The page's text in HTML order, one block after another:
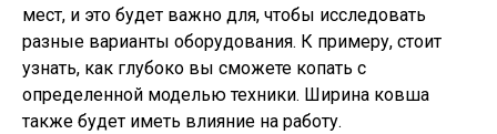
мест, и это будет важно для, чтобы исследовать
разные варианты оборудования. К примеру, стоит
узнать, как глубоко вы сможете копать с
определенной моделью техники. Ширина ковша
также будет иметь влияние на работу.